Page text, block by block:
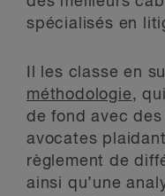
spécialisés en
Il les classe en
méthodologie,
de fond avec
avocates
règlement de
ainsi qu’une